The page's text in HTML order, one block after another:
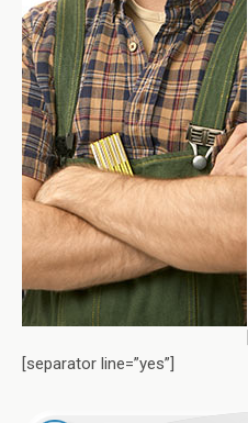
[separator line=”yes”]